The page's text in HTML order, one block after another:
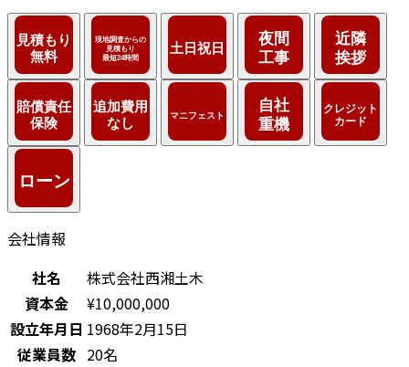
会社情報
社名
株式会社西湘土木
資本金
¥10,000,000
設立年月日 1968年2月15日
従業員数 20名